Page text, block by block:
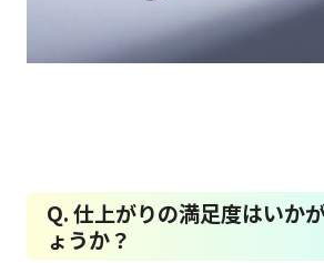
Q. 仕上がりの満足度はいか
ょうか？